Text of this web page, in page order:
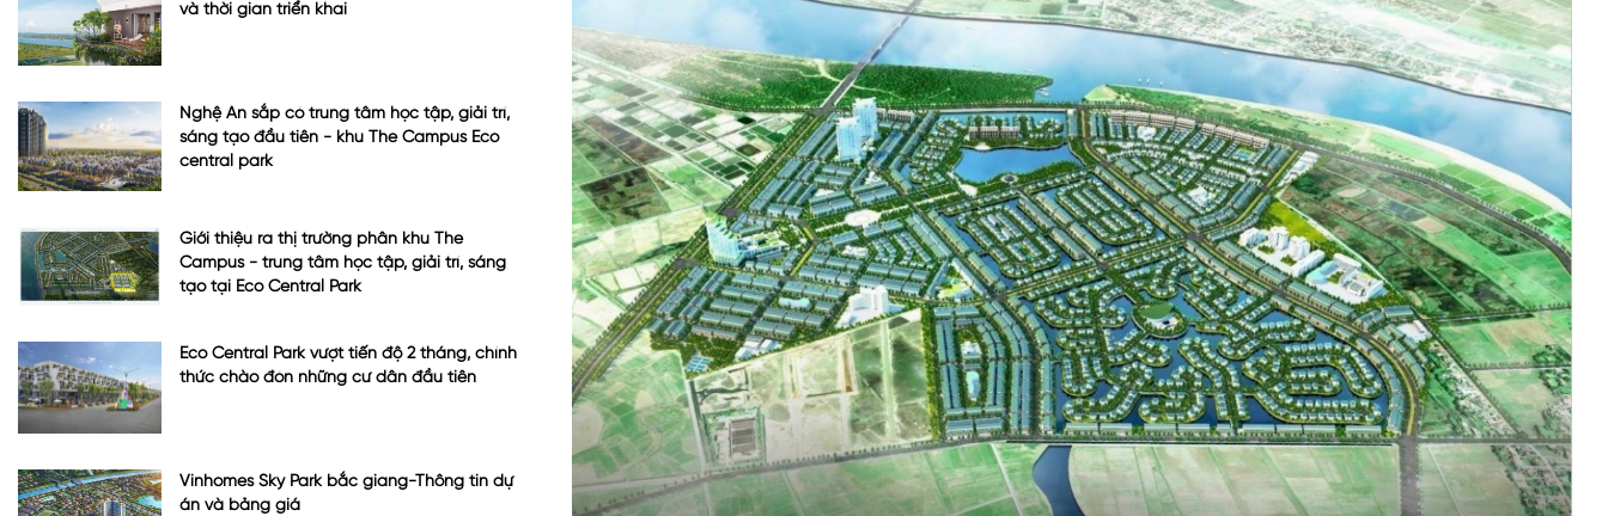
và thời gian triển khai
Nghệ An sắp có trung tâm học tập, giải trí,
sáng tạo đầu tiên - khu The Campus Eco
central park
Giới thiệu ra thị trường phân khu The
Campus - trung tâm học tập, giải trí, sáng
tạo tại Eco Central Park
Eco Central Park vượt tiến độ 2 tháng, chính
thức chào đón những cư dân đầu tiên
Vinhomes Sky Park bắc giang-Thông tin dự
án và bảng giá